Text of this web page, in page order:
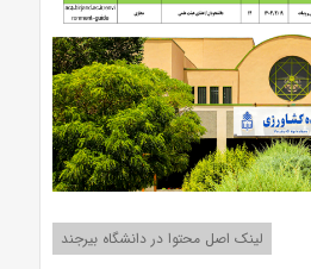
لینک اصل محتوا در دانشگاه بیرجند